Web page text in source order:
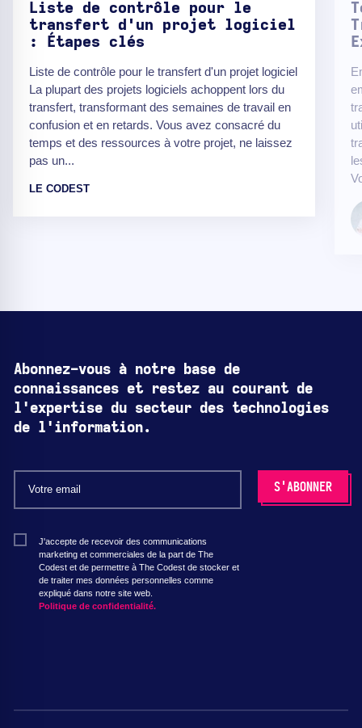
Liste de contrôle pour le
transfert d'un projet logiciel
: Étapes clés
Liste de contrôle pour le transfert d'un projet logiciel
La plupart des projets logiciels achoppent lors du
transfert, transformant des semaines de travail en
confusion et en retards. Vous avez consacré du
temps et des ressources à votre projet, ne laissez
pas un...
LE CODEST
Abonnez-vous à notre base de
connaissances et restez au courant de
l'expertise du secteur des technologies
de l'information.
J'accepte de recevoir des communications
marketing et commerciales de la part de The
Codest et de permettre à The Codest de stocker et
de traiter mes données personnelles comme
expliqué dans notre site web.
Politique de confidentialité.